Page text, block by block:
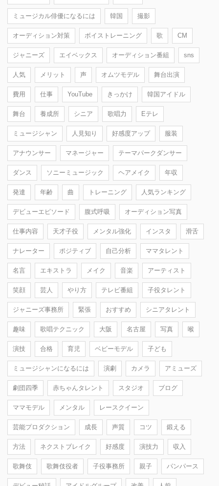
ミュージカル俳優になるには 韓国 撮影
オーディション対策 ボイストレーニング 歌 CM
ジャニーズ エイベックス オーディション番組 sns
人気 メリット 声 オムツモデル 舞台出演
費用 仕事 YouTube きっかけ 韓国アイドル
舞台 養成所 シニア 歌唱力 Eテレ
ミュージシャン 人見知り 好感度アップ 服装
アナウンサー マネージャー テーマパークダンサー
ダンス ソニーミュージック ヘアメイク 年収
発達 年齢 曲 トレーニング 人気ランキング
デビューエピソード 腹式呼吸 オーディション写真
仕事内容 天才子役 メンタル強化 インスタ 滑舌
ナレーター ポジティブ 自己分析 ママタレント
名言 エキストラ メイク 音楽 アーティスト
笑顔 芸人 やり方 テレビ番組 子役タレント
ジャニーズ事務所 緊張 おすすめ シニアタレント
趣味 歌唱テクニック 大阪 名古屋 写真 喉
演技 合格 育児 ベビーモデル 子ども
ミュージシャンになるには 演劇 カメラ アミューズ
劇団四季 赤ちゃんタレント スタジオ ブログ
ママモデル メンタル レースクイーン
芸能プロダクション 成長 声質 コツ 鍛える
方法 ネクストブレイク 好感度 演技力 収入
歌舞伎 歌舞伎役者 子役事務所 親子 パンパース